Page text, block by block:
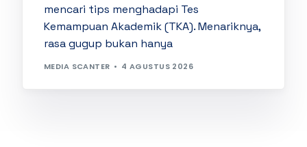
mencari tips menghadapi Tes
Kemampuan Akademik (TKA). Menariknya,
rasa gugup bukan hanya
MEDIA SCANTER 4 AGUSTUS 2026